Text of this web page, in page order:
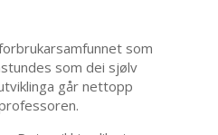
som
som dei sjølv
går nettopp